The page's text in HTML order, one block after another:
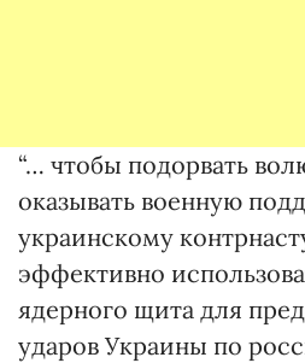
“… чтобы подорвать
оказывать военную
украинскому
эффективно
ядерного щита для
ударов Украины по